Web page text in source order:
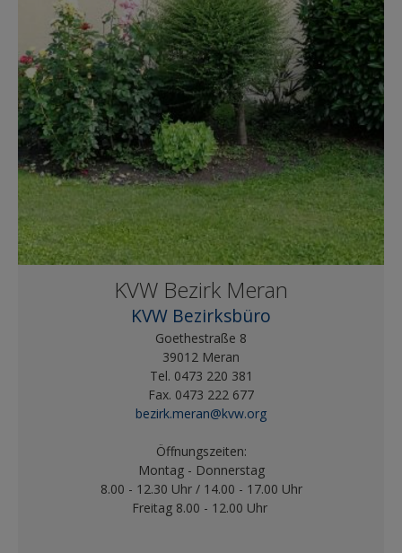
KVW Bezirk Meran
KVW Bezirksbüro
Goethestraße 8
39012 Meran
Tel. 0473 220 381
Fax. 0473 222 677
bezirk.meran@kvw.org
Öffnungszeiten:
Montag - Donnerstag
8.00 - 12.30 Uhr / 14.00 - 17.00 Uhr
Freitag 8.00 - 12.00 Uhr